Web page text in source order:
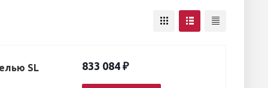
SL 833 084 ₽